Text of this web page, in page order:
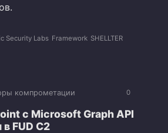
Security Labs Framework SHELLTER
0
компрометации
с Microsoft Graph API
FUD C2